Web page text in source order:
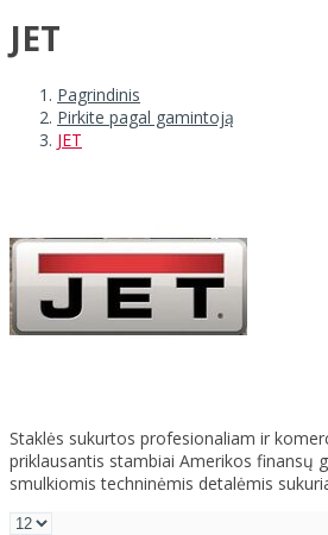
JET
Pagrindinis
Pirkite pagal gamintoją
JET
Staklės sukurtos profesionaliam ir
priklausantis stambiai Amerikos finansų
smulkiomis techninėmis detalėmis